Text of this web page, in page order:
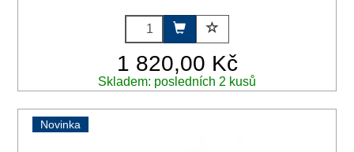
1 820,00 Kč
Skladem: posledních 2 kusů
Novinka